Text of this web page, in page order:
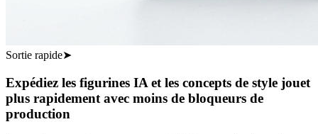
Sortie rapide➤
Expédiez les figurines IA et les concepts de style jouet
plus rapidement avec moins de bloqueurs de
production